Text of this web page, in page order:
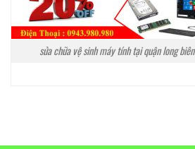
sửa chữa vệ sinh máy tính tại quận long biên